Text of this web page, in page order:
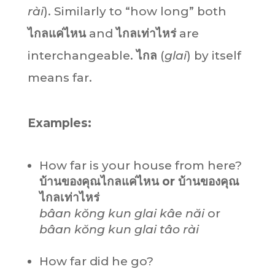
rài). Similarly to “how long” both
ไกลแค่ไหนandไกลเท่าไหร่are
interchangeable.ไกล (glai) by itself
means far.
Examples:
How far is your house from here?
บ้านของคุณไกลแค่ไหน or บ้านของคุณ
ไกลเท่าไหร่
bâan kŏng kun glai kâe năi or
bâan kŏng kun glai tâo rài
How far did he go?